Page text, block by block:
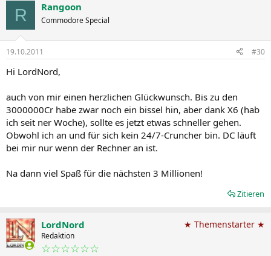
R Rangoon
Commodore Special
19.10.2011 #30
Hi LordNord,
auch von mir einen herzlichen Glückwunsch. Bis zu den
3000000Cr habe zwar noch ein bissel hin, aber dank X6 (hab
ich seit ner Woche), sollte es jetzt etwas schneller gehen.
Obwohl ich an und für sich kein 24/7-Cruncher bin. DC läuft
bei mir nur wenn der Rechner an ist.
Na dann viel Spaß für die nächsten 3 Millionen!
Zitieren
LordNord
Redaktion
☆☆☆☆☆☆
★ Themenstarter ★